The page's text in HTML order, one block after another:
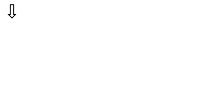
⇩